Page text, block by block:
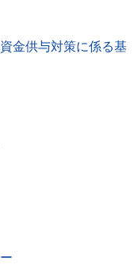
金供与対策に係る基